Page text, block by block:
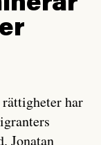
i delar av
vädret
El Niñon
Zeke
har
Jonatan